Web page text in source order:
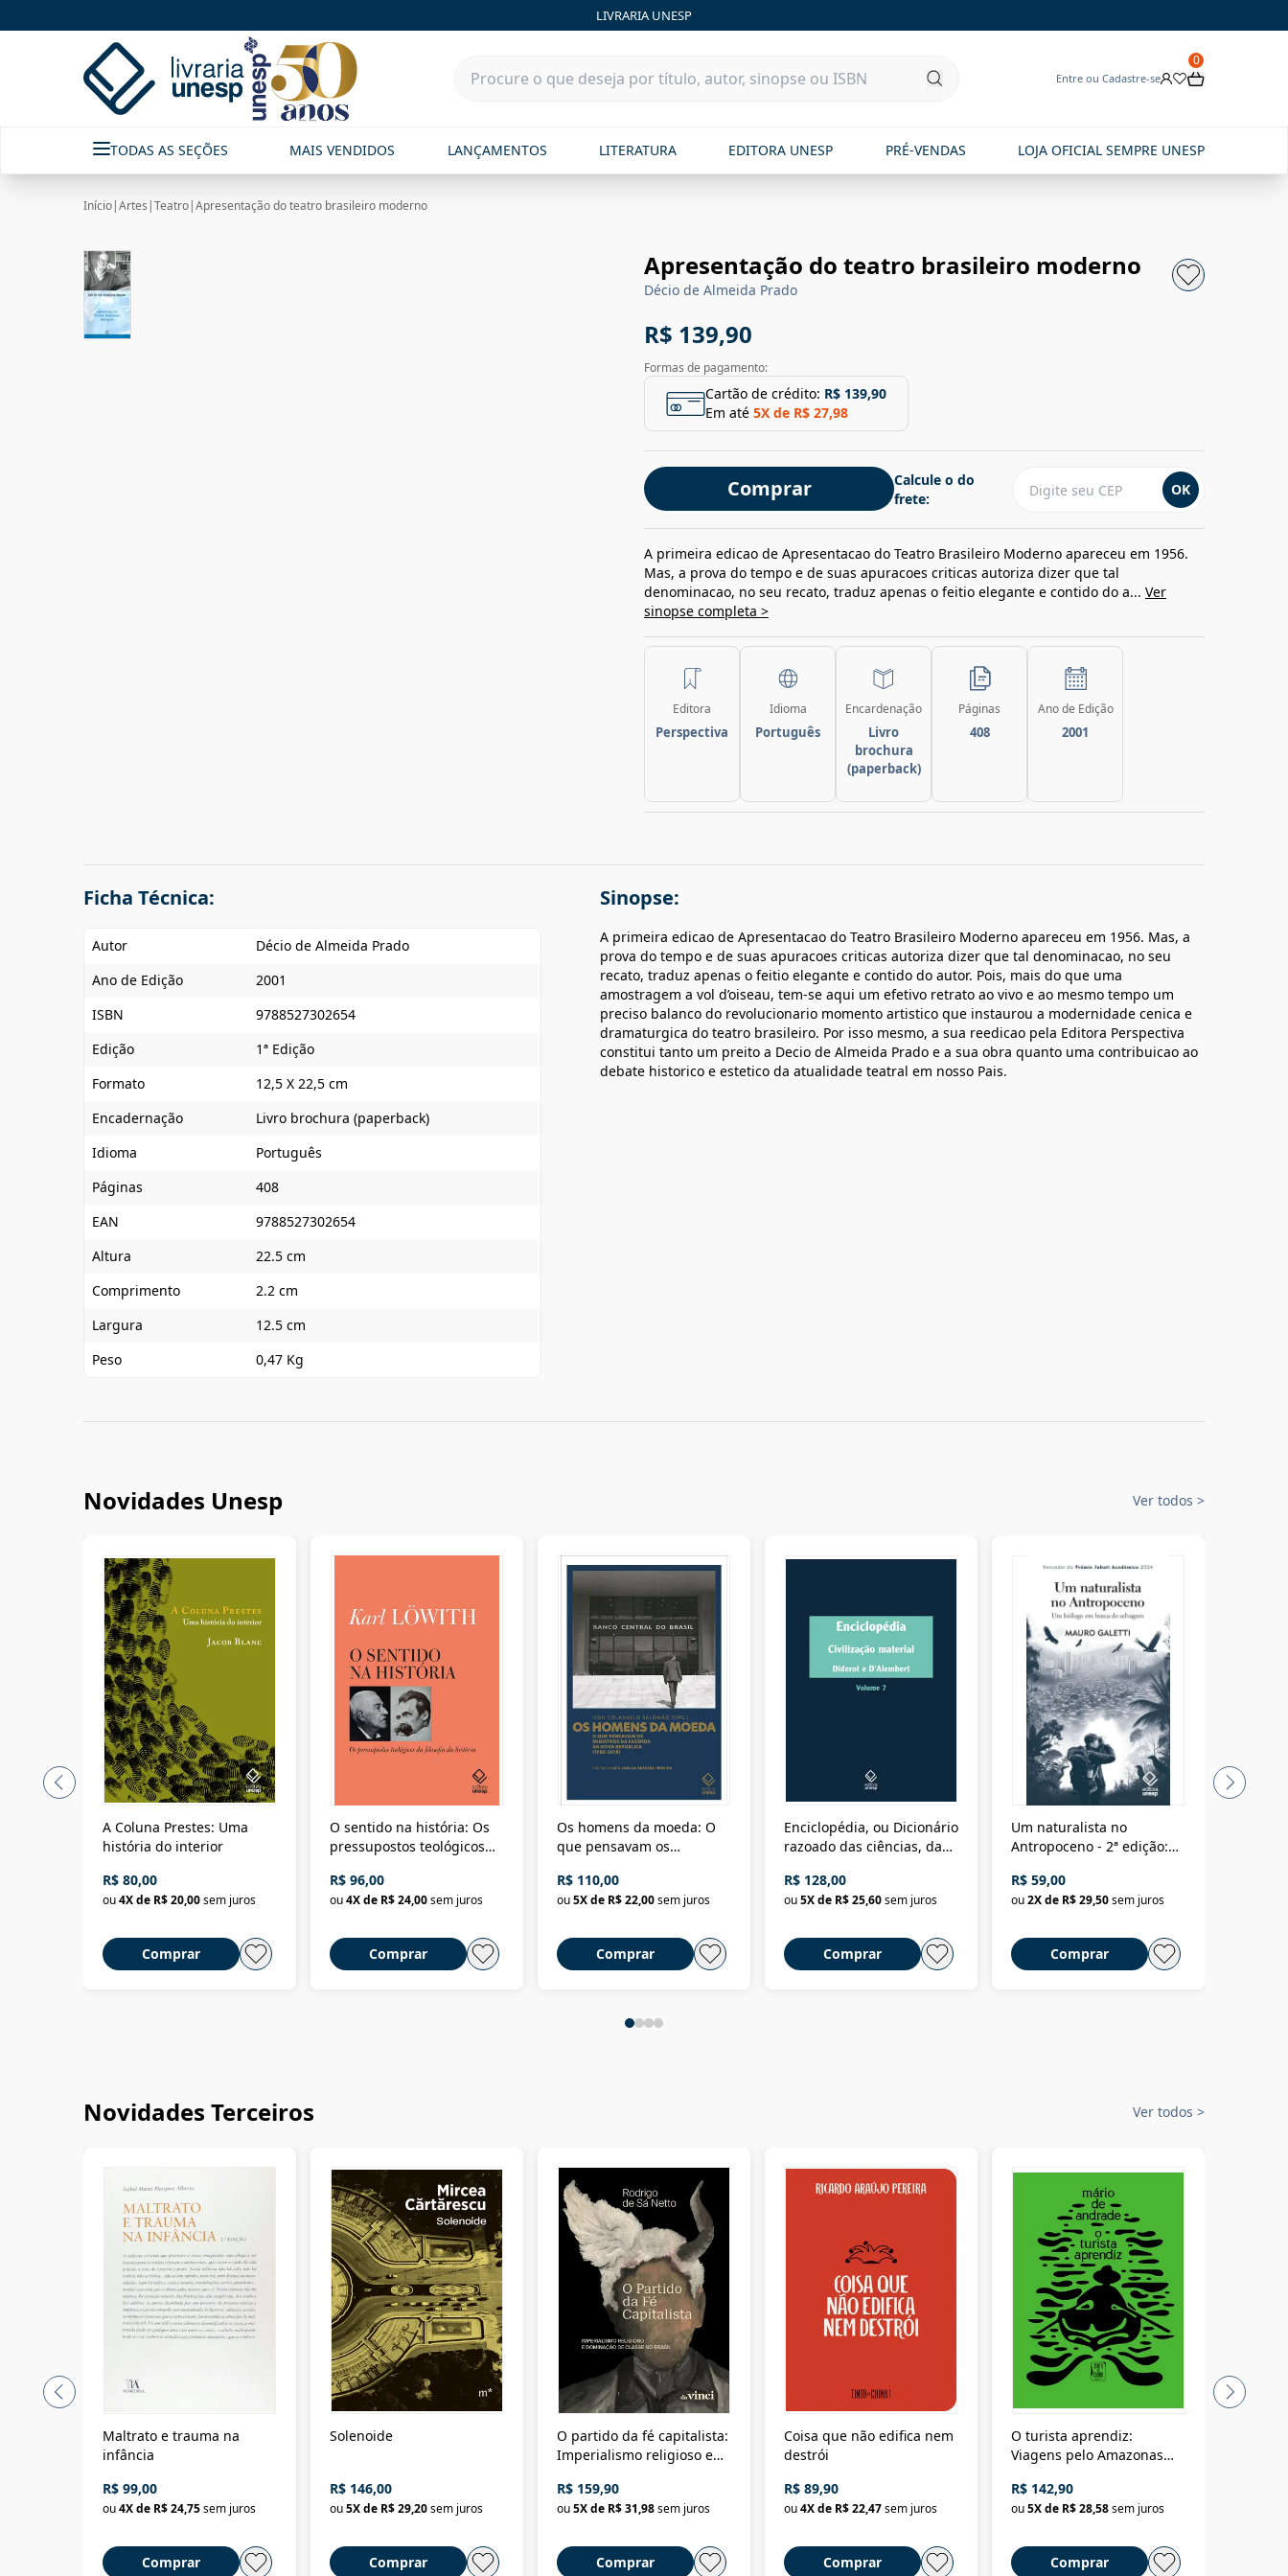
LIVRARIA UNESP
Entre ou Cadastre-se
0
TODAS AS SEÇÕES MAIS VENDIDOS LANÇAMENTOS LITERATURA EDITORA UNESP PRÉ-VENDAS LOJA OFICIAL SEMPRE UNESP
Início|Artes |Teatro|Apresentação do teatro brasileiro moderno
Apresentação do teatro brasileiro moderno
Décio de Almeida Prado
R$ 139,90
Formas de pagamento:
Cartão de crédito: R$ 139,90
Em até 5X de R$ 27,98
Comprar
Calcule o do
frete:
OK
A primeira edicao de Apresentacao do Teatro Brasileiro Moderno apareceu em 1956.
Mas, a prova do tempo e de suas apuracoes criticas autoriza dizer que tal
denominacao, no seu recato, traduz apenas o feitio elegante e contido do a... Ver
sinopse completa >
Editora
Perspectiva
Idioma
Português
Encardenação
Livro
brochura
(paperback)
Páginas
408
Ano de Edição
2001
Ficha Técnica:
Autor
Décio de Almeida Prado
Ano de Edição
2001
ISBN
9788527302654
Edição
1ª Edição
Formato
12,5 X 22,5 cm
Encadernação
Livro brochura (paperback)
Idioma
Português
Páginas
408
EAN
9788527302654
Altura
22.5 cm
Comprimento
2.2 cm
Largura
12.5 cm
Peso
0,47 Kg
Sinopse:
A primeira edicao de Apresentacao do Teatro Brasileiro Moderno apareceu em 1956. Mas, a
prova do tempo e de suas apuracoes criticas autoriza dizer que tal denominacao, no seu
recato, traduz apenas o feitio elegante e contido do autor. Pois, mais do que uma
amostragem a vol d’oiseau, tem-se aqui um efetivo retrato ao vivo e ao mesmo tempo um
preciso balanco do revolucionario momento artistico que instaurou a modernidade cenica e
dramaturgica do teatro brasileiro. Por isso mesmo, a sua reedicao pela Editora Perspectiva
constitui tanto um preito a Decio de Almeida Prado e a sua obra quanto uma contribuicao ao
debate historico e estetico da atualidade teatral em nosso Pais.
Novidades Unesp Ver todos >
A Coluna Prestes: Uma
história do interior
R$ 80,00
ou4X de R$ 20,00sem juros
Comprar
O sentido na história: Os
pressupostos teológicos
R$ 96,00
ou4X de R$ 24,00sem juros
Comprar
Os homens da moeda: O
que pensavam os
Nova República (1985-
2018)
R$ 110,00
ou5X de R$ 22,00sem juros
Comprar
Enciclopédia, ou Dicionário
razoado das ciências, das
Civilização material
R$ 128,00
ou5X de R$ 25,60sem juros
Comprar
Um naturalista no
Antropoceno - 2ª edição:
selvagem
R$ 59,00
ou2X de R$ 29,50sem juros
Comprar
Novidades Terceiros Ver todos >
Maltrato e trauma na
infância
R$ 99,00
ou4X de R$ 24,75sem juros
Comprar
Solenoide
R$ 146,00
ou5X de R$ 29,20sem juros
Comprar
O partido da fé capitalista:
Imperialismo religioso e
Brasil
R$ 159,90
ou5X de R$ 31,98sem juros
Comprar
Coisa que não edifica nem
destrói
R$ 89,90
ou4X de R$ 22,47sem juros
Comprar
O turista aprendiz:
Viagens pelo Amazonas
até a Bolívia e por Marajó
até dizer chega
R$ 142,90
ou5X de R$ 28,58sem juros
Comprar